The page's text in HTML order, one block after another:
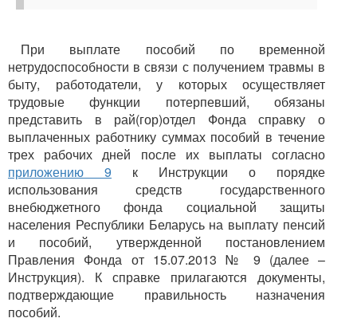
При выплате пособий по временной
нетрудоспособности в связи с получением травмы в
быту, работодатели, у которых осуществляет
трудовые функции потерпевший, обязаны
представить в рай(гор)отдел Фонда справку о
выплаченных работнику суммах пособий в течение
трех рабочих дней после их выплаты согласно
приложению 9 к Инструкции о порядке
использования средств государственного
внебюджетного фонда социальной защиты
населения Республики Беларусь на выплату пенсий
и пособий, утвержденной постановлением
Правления Фонда от 15.07.2013 № 9 (далее –
Инструкция). К справке прилагаются документы,
подтверждающие правильность назначения
пособий.